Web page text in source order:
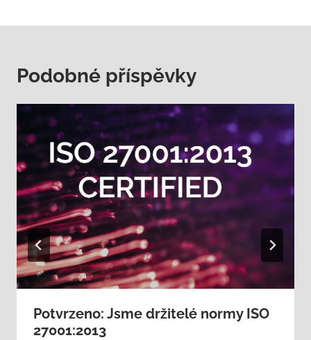
Podobné příspěvky
Potvrzeno: Jsme držitelé normy ISO
27001:2013